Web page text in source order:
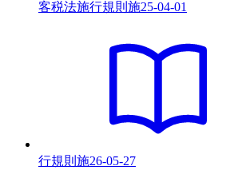
客税法施行規則 施25-04-01
行規則 施26-05-27